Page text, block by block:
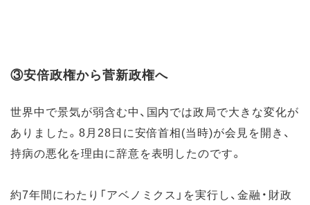
③安倍政権から菅新政権へ
世界中で景気が弱含む中、国内では政局で大きな変化が
ありました。8月28日に安倍首相(当時)が会見を開き、
持病の悪化を理由に辞意を表明したのです。
約7年間にわたり「アベノミクス」を実行し、金融・財政